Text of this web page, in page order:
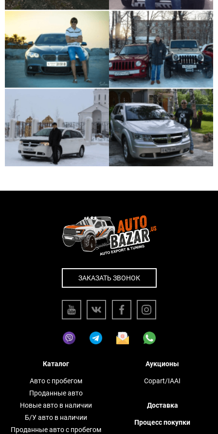
ЗАКАЗАТЬ ЗВОНОК
Каталог
Авто с пробегом
Проданные авто
Новые авто в наличии
Б/У авто в наличии
Проданные авто с пробегом
Аукционы
Copart/IAAI
Доставка
Процесс покупки